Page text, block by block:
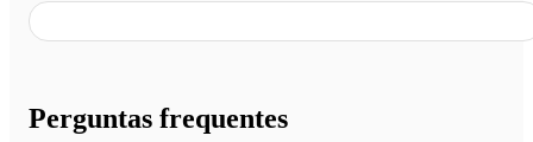
Perguntas frequentes